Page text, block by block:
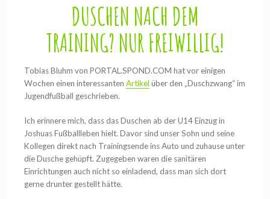
DUSCHEN NACH DEM
TRAINING?NURFREIWILLIG!
Tobias Bluhm von PORTAL.SPOND.COM hat vor einigen
Wochen einen interessantenArtikel über den „Duschzwang“ im
Jugendfußball geschrieben.
Ich erinnere mich, dass das Duschen ab der U14 Einzug in
Joshuas Fußballleben hielt. Davor sind unser Sohn und seine
Kollegen direkt nach Trainingsende ins Auto und zuhause unter
die Dusche gehüpft. Zugegeben waren die sanitären
Einrichtungen auch nicht so einladend, dass man sich dort
gerne drunter gestellt hätte.